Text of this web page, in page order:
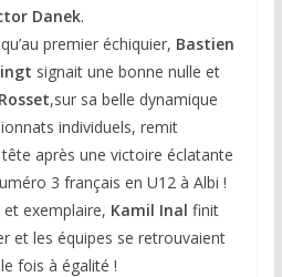
Danek.
premier échiquier, Bastien
signait une bonne nulle et
,sur sa belle dynamique
individuels, remit
après une victoire éclatante
3 français en U12 à Albi !
exemplaire, Kamil Inal finit
et les équipes se retrouvaient
fois à égalité !